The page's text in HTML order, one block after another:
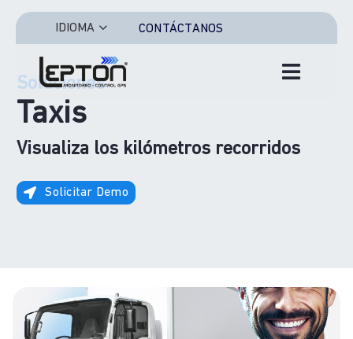
contenido
IDIOMA CONTÁCTANOS
Toggle
Iniciar Sesión
Soluciones
Taxis
Visualiza los kilómetros recorridos
Solicitar Demo